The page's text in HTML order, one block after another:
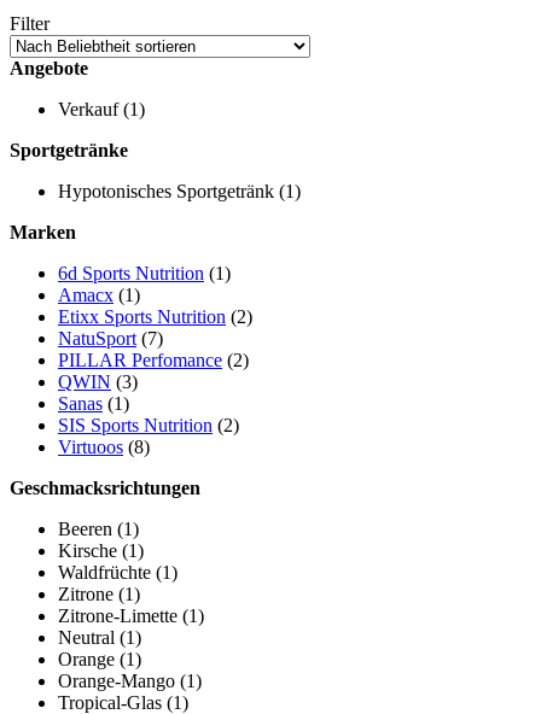
Filter
Angebote
Verkauf (1)
Sportgetränke
Hypotonisches Sportgetränk (1)
Marken
6d Sports Nutrition (1)
Amacx (1)
Etixx Sports Nutrition (2)
NatuSport (7)
PILLAR Perfomance (2)
QWIN (3)
Sanas (1)
SIS Sports Nutrition (2)
Virtuoos (8)
Geschmacksrichtungen
Beeren (1)
Kirsche (1)
Waldfrüchte (1)
Zitrone (1)
Zitrone-Limette (1)
Neutral (1)
Orange (1)
Orange-Mango (1)
Tropical-Glas (1)